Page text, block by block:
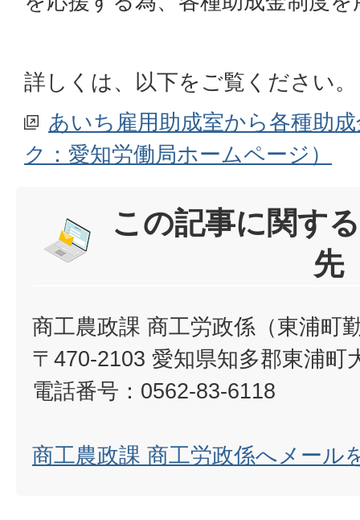
詳しくは、以下をご覧ください。
あいち雇用助成室から各種助
ク：愛知労働局ホームページ）
この記事に関す
先
商工農政課 商工労政係（東浦町
〒470-2103 愛知県知多郡東浦町
電話番号：0562-83-6118
商工農政課 商工労政係へメール